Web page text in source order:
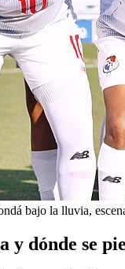
bajo la lluvia,
y dónde se